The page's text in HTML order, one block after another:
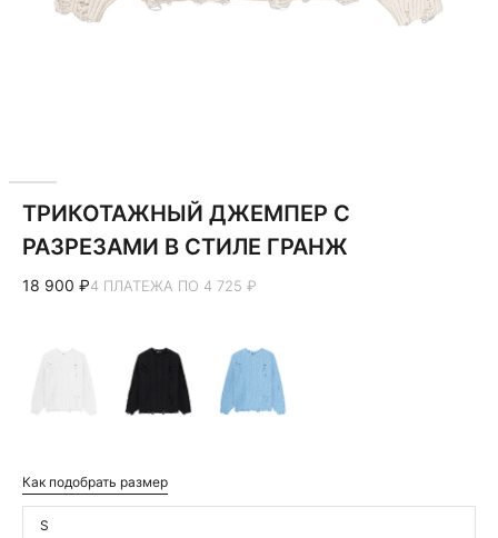
ТРИКОТАЖНЫЙ ДЖЕМПЕР С
РАЗРЕЗАМИ В СТИЛЕ ГРАНЖ
18 900 ₽4 ПЛАТЕЖА ПО 4 725 ₽
Как подобрать размер
S